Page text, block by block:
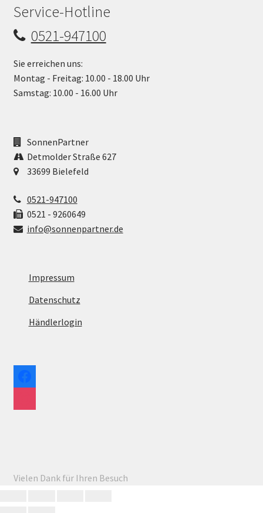
Service-Hotline
0521-947100
Sie erreichen uns:
Montag - Freitag: 10.00 - 18.00 Uhr
Samstag: 10.00 - 16.00 Uhr
SonnenPartner
Detmolder Straße 627
33699 Bielefeld
0521-947100
0521 - 9260649
info@sonnenpartner.de
Impressum
Datenschutz
Händlerlogin
Vielen Dank für Ihren Besuch